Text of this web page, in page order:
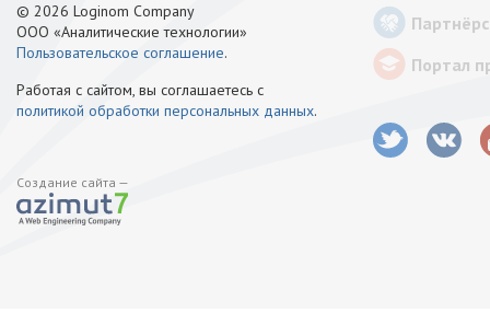
© 2026 Loginom Company
ООО «Аналитические технологии»
Пользовательское соглашение.
Работая с сайтом, вы соглашаетесь с
политикой обработки персональных данных.
Создание сайта —
Портал